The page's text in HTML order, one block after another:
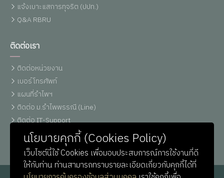
แจ้งเบาะแสการทุจริต (ปปท.)
Q&A RBRU
ติดต่อเรา
ติดต่อหน่วยงาน
เบอร์โทรศัพท์
แผนที่รำไพฯ
ติดต่อ ม.รำไพพรรณี (Line)
ติดต่อ IT-Support
หน่วยประชาสัมพันธ์
นโยบายคุกกี้ (Cookies Policy)
เว็บไซต์นี้ใช้ Cookies เพื่อมอบประสบการณ์การใช้งานที่ดี
ให้กับท่าน ท่านสามารถทราบรายละเอียดเกี่ยวกับคุกกี้ได้ที่